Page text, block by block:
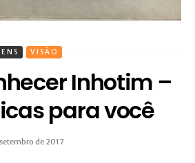
VISÃO
Inhotim –
para você
de 2017